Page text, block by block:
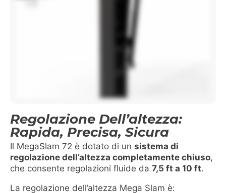
Regolazione Dell’altezza:
Rapida, Precisa, Sicura
Il MegaSlam 72 è dotato di un sistema di
regolazione dell’altezza completamente chiuso,
che consente regolazioni fluide da 7,5 ft a 10 ft.
La regolazione dell’altezza Mega Slam è: